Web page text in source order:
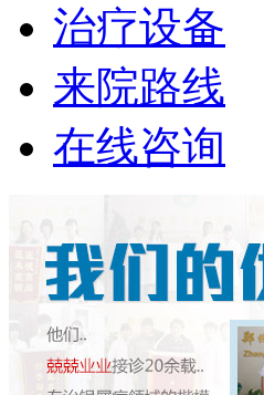
治疗设备
来院路线
在线咨询